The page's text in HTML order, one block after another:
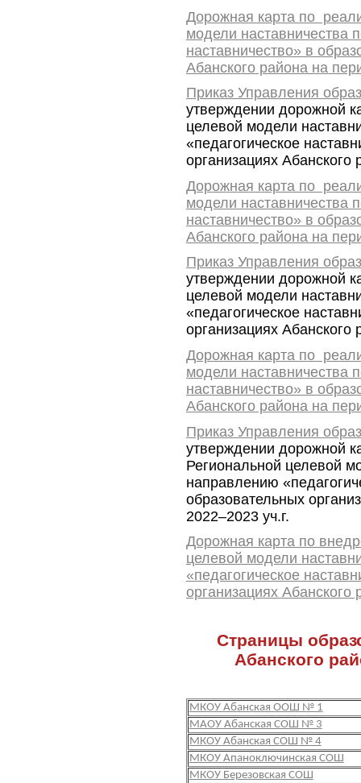
Дорожная карта по
модели наставничества
наставничество» в
Абанского района на
Приказ Управления
утверждении дорожной
целевой модели
«педагогическое
организациях Абанского
Дорожная карта по
модели наставничества
наставничество» в
Абанского района на
Приказ Управления
утверждении дорожной
целевой модели
«педагогическое
организациях Абанского
Дорожная карта по
модели наставничества
наставничество» в
Абанского района на
Приказ Управления
утверждении дорожной
Региональной целевой
направлению
образовательных
2022–2023 уч.г.
Дорожная карта по
целевой модели
«педагогическое
организациях Абанского
Страницы
Абанского
МКОУ Абанская ООШ № 1
МАОУ Абанская СОШ № 3
МКОУ Абанская СОШ № 4
МКОУ Апаноключинская СОШ
МКОУ Березовская СОШ